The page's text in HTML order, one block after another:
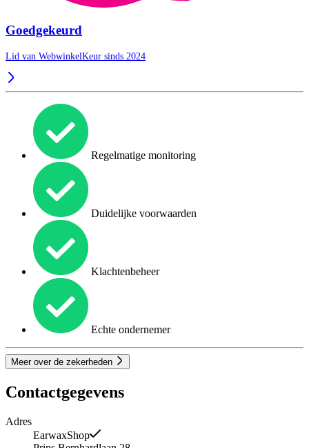
Goedgekeurd
Lid van WebwinkelKeur sinds 2024
Regelmatige monitoring
Duidelijke voorwaarden
Klachtenbeheer
Echte ondernemer
Meer over de zekerheden
Contactgegevens
Adres
EarwaxShop